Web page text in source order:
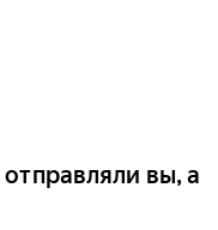
вы, а